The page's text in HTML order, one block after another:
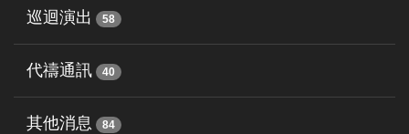
巡迴演出 58
代禱通訊 40
其他消息 84